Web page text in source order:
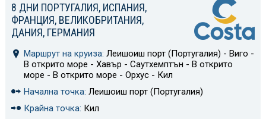
8 ДНИ ПОРТУГАЛИЯ, ИСПАНИЯ,
ФРАНЦИЯ, ВЕЛИКОБРИТАНИЯ,
ДАНИЯ, ГЕРМАНИЯ
Маршрут на круиза: Леишоиш порт (Португалия) - Виго -
В открито море - Хавър - Саутхемптън - В открито
море - В открито море - Орхус - Кил
Начална точка: Леишоиш порт (Португалия)
Крайна точка: Кил